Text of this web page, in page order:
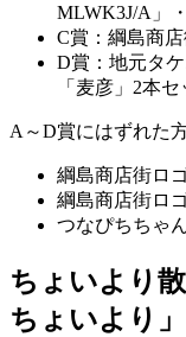
MLWK3J/A」
C賞：綱島商
D賞：地元タ
「麦彦」2本
A～D賞にはずれた
綱島商店街ロ
綱島商店街ロ
つなぴちちゃ
ちょいより
ちょいより」